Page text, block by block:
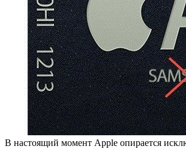
В настоящий момент Apple опирается